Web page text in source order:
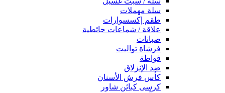
سلة مهملات
طقم إكسسوارات
علاقة / شماعات حائطية
صبانات
فرشاة تواليت
فواطة
ضد الإنزلاق
كأس فرش الأسنان
كرسى كبائن شاور